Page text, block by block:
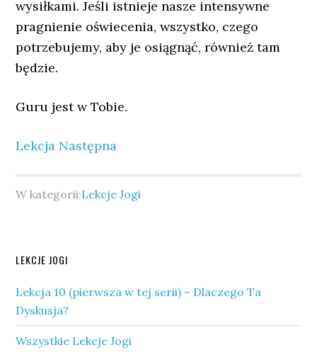
wysiłkami. Jeśli istnieje nasze intensywne
pragnienie oświecenia, wszystko, czego
potrzebujemy, aby je osiągnąć, również tam
będzie.
Guru jest w Tobie.
Lekcja Następna
W kategorii:Lekcje Jogi
Pierwszy
panel
boczny
LEKCJE JOGI
Lekcja 10 (pierwsza w tej serii) – Dlaczego Ta
Dyskusja?
Wszystkie Lekcje Jogi